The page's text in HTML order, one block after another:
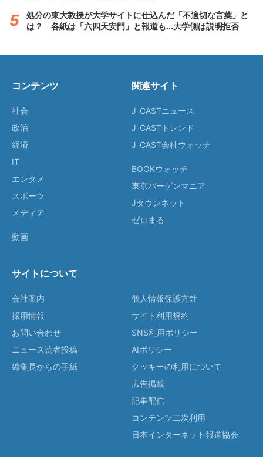
処分の東大教授が大学サイトに仕込んだ「不適切な言葉」と
は？ 各紙は「六四天安門」と報道も...大学側は説明拒否
コンテンツ
社会
政治
経済
IT
エンタメ
スポーツ
メディア
動画
関連サイト
J-CASTニュース
J-CASTトレンド
J-CAST会社ウォッチ
BOOKウォッチ
東京バーゲンマニア
Jタウンネット
ゼロまる
サイトについて
会社案内
採用情報
お問い合わせ
ニュース読者投稿
編集長からの手紙
個人情報保護方針
サイト利用規約
SNS利用ポリシー
AIポリシー
クッキーの利用について
広告掲載
記事配信
コンテンツ二次利用
日本インターネット報道協会